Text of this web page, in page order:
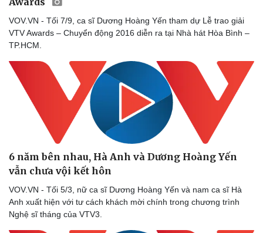
VOV.VN - Tối 7/9, ca sĩ Dương Hoàng Yến tham dự Lễ trao giải
VTV Awards – Chuyển động 2016 diễn ra tại Nhà hát Hòa Bình –
TP.HCM.
6 năm bên nhau, Hà Anh và Dương Hoàng Yến
vẫn chưa vội kết hôn
VOV.VN - Tối 5/3, nữ ca sĩ Dương Hoàng Yến và nam ca sĩ Hà
Anh xuất hiện với tư cách khách mời chính trong chương trình
Nghệ sĩ tháng của VTV3.